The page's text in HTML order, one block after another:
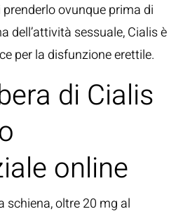
ovunque prima di
dell’attività sessuale, Cialis è
per la disfunzione erettile.
di Cialis
online
schiena, oltre 20 mg al